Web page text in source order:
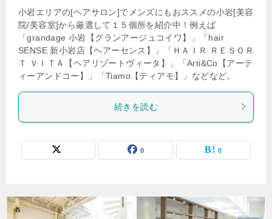
小岩エリアの[ヘアサロン]でメンズにもおススメの小岩[美容
院/美容室]から厳選して１５個所を紹介中！例えば
「grandage 小岩【グランアージュコイワ】」「hair
SENSE 新小岩店【ヘアーセンス】」「ＨＡＩＲ ＲＥＳＯＲ
Ｔ ＶＩＴＡ【ヘアリゾートヴィータ】」「Arti&Co【アーテ
ィーアンドコー】」「Tiamo【ティアモ】」などなど。
続きを読む
0 0